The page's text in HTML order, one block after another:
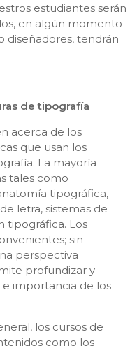
estudiantes serán
en algún momento
diseñadores, tendrán
de tipografía
acerca de los
que usan los
La mayoría
tales como
tipográfica,
letra, sistemas de
tipográfica. Los
sin
perspectiva
profundizar y
importancia de los
los cursos de
como los